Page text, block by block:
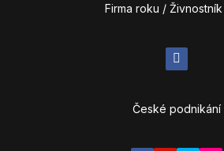
Firma roku /
České podnikání